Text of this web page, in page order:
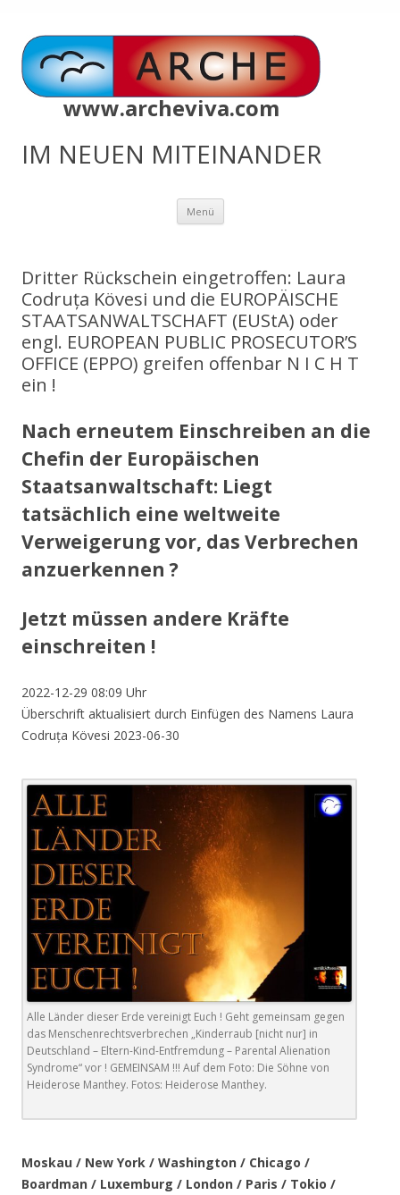
www.archeviva.com
IM NEUEN MITEINANDER
Menü Zum
springen
Dritter Rückschein eingetroffen: Laura
Codruța Kövesi und die EUROPÄISCHE
STAATSANWALTSCHAFT (EUStA) oder
engl. EUROPEAN PUBLIC PROSECUTOR’S
OFFICE (EPPO) greifen offenbar N I C H T
ein !
Nach erneutem Einschreiben an die
Chefin der Europäischen
Staatsanwaltschaft: Liegt
tatsächlich eine weltweite
Verweigerung vor, das Verbrechen
anzuerkennen ?
Jetzt müssen andere Kräfte
einschreiten !
2022-12-29 08:09 Uhr
Überschrift aktualisiert durch Einfügen des Namens Laura
Codruța Kövesi 2023-06-30
Alle Länder dieser Erde vereinigt Euch ! Geht gemeinsam gegen
das Menschenrechtsverbrechen „Kinderraub [nicht nur] in
Deutschland – Eltern-Kind-Entfremdung – Parental Alienation
Syndrome“ vor ! GEMEINSAM !!! Auf dem Foto: Die Söhne von
Heiderose Manthey. Fotos: Heiderose Manthey.
Moskau / New York / Washington / Chicago /
Boardman / Luxemburg / London / Paris / Tokio /